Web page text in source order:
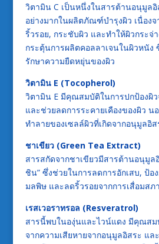
วิตามิน C เป็นหนึ่งในสารต้านอนุมูล
อย่างมากในผลิตภัณฑ์บำรุงผิว เนื่อง
ริ้วรอย, กระชับผิว และทำให้ผิวกระจ่
กระตุ้นการผลิตคอลลาเจนในผิวหนัง
รักษาความยืดหยุ่นของผิว
วิตามิน E (Tocopherol)
วิตามิน E มีคุณสมบัติในการปกป้องผิว
และช่วยลดการระคายเคืองของผิว น
ทำลายของเซลล์ผิวที่เกิดจากอนุมูลอิส
ชาเขียว (Green Tea Extract)
สารสกัดจากชาเขียวมีสารต้านอนุมูล
ชิน” ซึ่งช่วยในการลดการอักเสบ, ป้อ
มลพิษ และลดริ้วรอยจากการเสื่อมสภ
เรสเวอราทรอล (Resveratrol)
สารนี้พบในองุ่นและไวน์แดง มีคุณสม
จากความเสียหายจากอนุมูลอิสระ แล